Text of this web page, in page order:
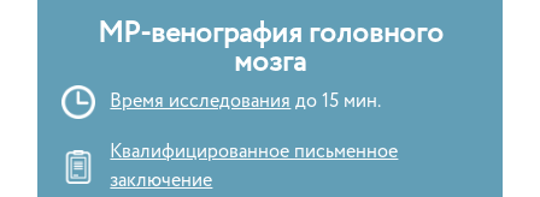
МР-венография головного
мозга
Время исследования до 15 мин.
Квалифицированное письменное
заключение